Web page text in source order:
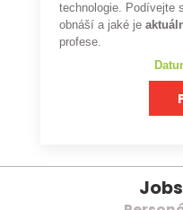
technologie. Podívejte
obnáší a jaké je
profese.